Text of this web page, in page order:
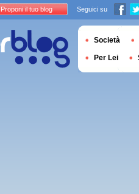
Proponi il tuo blog Seguici su
Società
Per Lei